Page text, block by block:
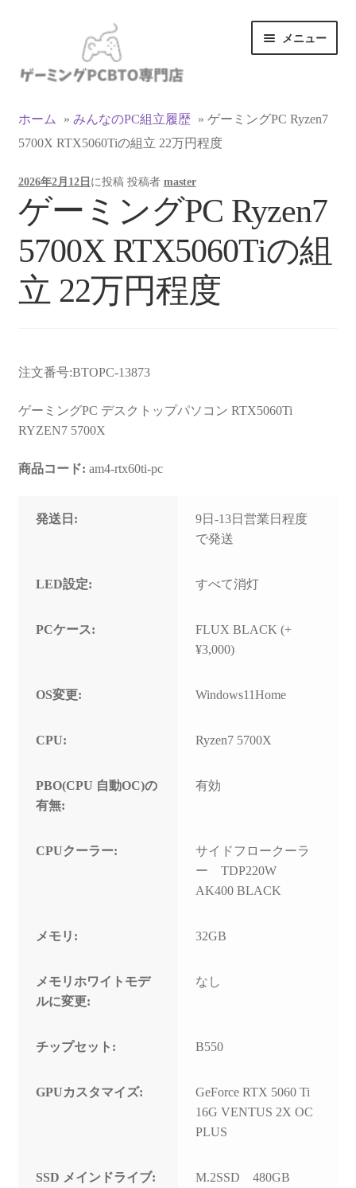
ゲ
ョ
ン
ス
キ
ッ
プ
テ
へ
ス
ッ
プ
メニュー
マイアカウント
支払い
お買い物カゴ
お買い物ガイド
ホーム » みんなのPC組立履歴 » ゲーミングPC Ryzen7
5700X RTX5060Tiの組立 22万円程度
2026年2月12日 に投稿 投稿者 master
ゲーミングPC Ryzen7
5700X RTX5060Tiの組
立 22万円程度
注文番号:BTOPC-13873
ゲーミングPC デスクトップパソコン RTX5060Ti
RYZEN7 5700X
商品コード: am4-rtx60ti-pc
発送日:
9日-13日営業日程度
で発送
LED設定: すべて消灯
PCケース:
FLUX BLACK (+
¥3,000)
OS変更: Windows11Home
CPU: Ryzen7 5700X
PBO(CPU 自動OC)の
有無:
有効
CPUクーラー:
サイドフロークーラ
ー TDP220W
AK400 BLACK
メモリ: 32GB
メモリホワイトモデ
ルに変更:
なし
チップセット: B550
GPUカスタマイズ:
GeForce RTX 5060 Ti
16G VENTUS 2X OC
PLUS
SSD メインドライブ:
M.2SSD 480GB